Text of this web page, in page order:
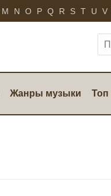
M N O P Q R S T U V
Жанры музыки Топ